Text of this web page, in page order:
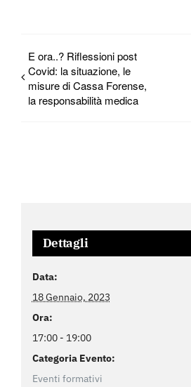
E ora..? Riflessioni post
Covid: la situazione, le
misure di Cassa Forense,
la responsabilità medica
Dettagli
Data:
18 Gennaio, 2023
Ora:
17:00 - 19:00
Categoria Evento:
Eventi formativi